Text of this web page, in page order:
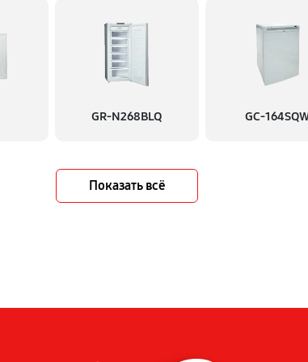
GR-N268BLQ GC-
Показать всё